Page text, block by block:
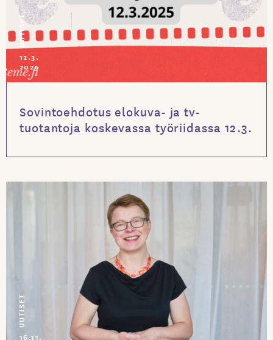
UUTISET
12.3.
2025
Sovintoehdotus elokuva- ja tv-
tuotantoja koskevassa työriidassa 12.3.
UUTISET
16.11.